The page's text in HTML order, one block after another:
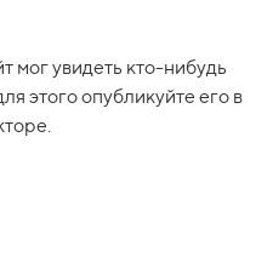
мог увидеть кто-нибудь
этого опубликуйте его в